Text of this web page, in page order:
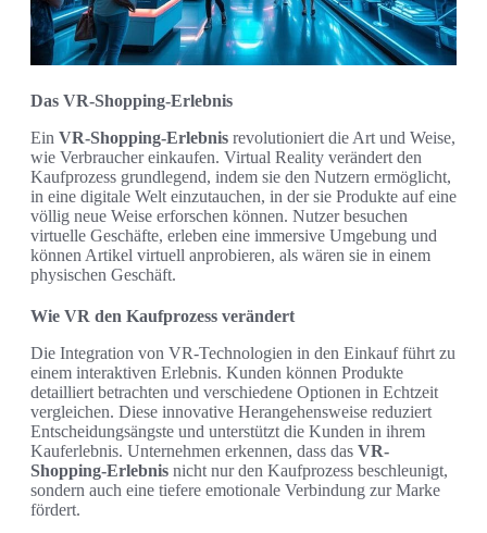
Das VR-Shopping-Erlebnis
Ein VR-Shopping-Erlebnis revolutioniert die Art und Weise,
wie Verbraucher einkaufen. Virtual Reality verändert den
Kaufprozess grundlegend, indem sie den Nutzern ermöglicht,
in eine digitale Welt einzutauchen, in der sie Produkte auf eine
völlig neue Weise erforschen können. Nutzer besuchen
virtuelle Geschäfte, erleben eine immersive Umgebung und
können Artikel virtuell anprobieren, als wären sie in einem
physischen Geschäft.
Wie VR den Kaufprozess verändert
Die Integration von VR-Technologien in den Einkauf führt zu
einem interaktiven Erlebnis. Kunden können Produkte
detailliert betrachten und verschiedene Optionen in Echtzeit
vergleichen. Diese innovative Herangehensweise reduziert
Entscheidungsängste und unterstützt die Kunden in ihrem
Kauferlebnis. Unternehmen erkennen, dass das VR-
Shopping-Erlebnis nicht nur den Kaufprozess beschleunigt,
sondern auch eine tiefere emotionale Verbindung zur Marke
fördert.